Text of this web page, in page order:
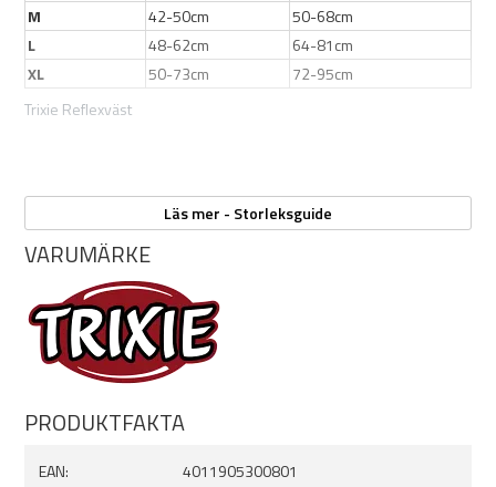
Trixie Reflexväst
M
42-50cm
50-68cm
L
48-62cm
64-81cm
XL
50-73cm 72-95cm
Såhär mäter du din hundLäs mer - Storleksguide
VARUMÄRKE
PRODUKTFAKTA
EAN:
4011905300801